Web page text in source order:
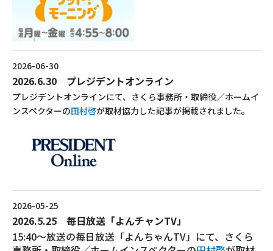
2026-06-30
2026.6.30 プレジデントオンライン
プレジデントオンラインにて、さくら事務所・取締役／ホームイ
ンスペクターの田村啓が取材協力した記事が掲載されました。
2026-05-25
2026.5.25 毎日放送「よんチャンTV」
15:40～放送の毎日放送「よんちゃんTV」にて、さくら